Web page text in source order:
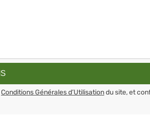
Conditions Générales d’Utilisationdu site, et